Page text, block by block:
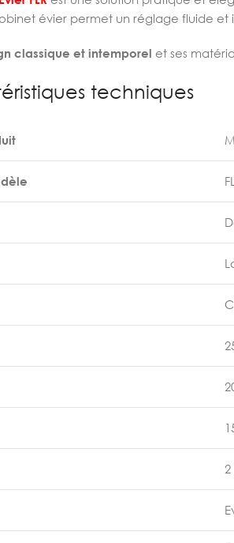
évier permet un réglage fluide
classique et intemporel et ses
techniques
2